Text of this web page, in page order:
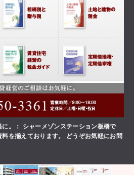
。
シャーメゾンステーション板橋で
を揃えております。 どうぞお気軽にお問